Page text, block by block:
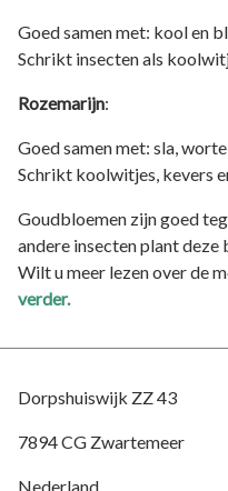
Goed samen met: kool en
Schrikt insecten als
Rozemarijn:
Goed samen met: sla,
Schrikt koolwitjes, kevers
Goudbloemen zijn goed
andere insecten plant
Wilt u meer lezen over de
verder.
Dorpshuiswijk ZZ 43
7894 CG Zwartemeer
Nederland